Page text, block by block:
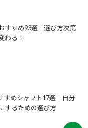
すすめ93選│選び方次第
わる！
すめシャフト17選│自分
するための選び方